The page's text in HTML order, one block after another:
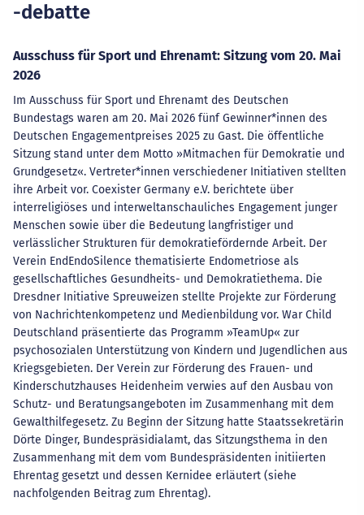
-debatte
Ausschuss für Sport und Ehrenamt: Sitzung vom 20. Mai
2026
Im Ausschuss für Sport und Ehrenamt des Deutschen
Bundestags waren am 20. Mai 2026 fünf Gewinner*innen des
Deutschen Engagementpreises 2025 zu Gast. Die öffentliche
Sitzung stand unter dem Motto »Mitmachen für Demokratie und
Grundgesetz«. Vertreter*innen verschiedener Initiativen stellten
ihre Arbeit vor. Coexister Germany e.V. berichtete über
interreligiöses und interweltanschauliches Engagement junger
Menschen sowie über die Bedeutung langfristiger und
verlässlicher Strukturen für demokratiefördernde Arbeit. Der
Verein EndEndoSilence thematisierte Endometriose als
gesellschaftliches Gesundheits- und Demokratiethema. Die
Dresdner Initiative Spreuweizen stellte Projekte zur Förderung
von Nachrichtenkompetenz und Medienbildung vor. War Child
Deutschland präsentierte das Programm »TeamUp« zur
psychosozialen Unterstützung von Kindern und Jugendlichen aus
Kriegsgebieten. Der Verein zur Förderung des Frauen- und
Kinderschutzhauses Heidenheim verwies auf den Ausbau von
Schutz- und Beratungsangeboten im Zusammenhang mit dem
Gewalthilfegesetz. Zu Beginn der Sitzung hatte Staatssekretärin
Dörte Dinger, Bundespräsidialamt, das Sitzungsthema in den
Zusammenhang mit dem vom Bundespräsidenten initiierten
Ehrentag gesetzt und dessen Kernidee erläutert (siehe
nachfolgenden Beitrag zum Ehrentag).